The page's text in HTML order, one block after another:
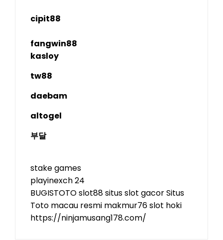
cipit88
fangwin88
kasloy
tw88
daebam
altogel
부달
stake games
playinexch 24
BUGISTOTOslot88situs slot gacorSitus
Toto macau resmi makmur76slot hoki
https://ninjamusang178.com/